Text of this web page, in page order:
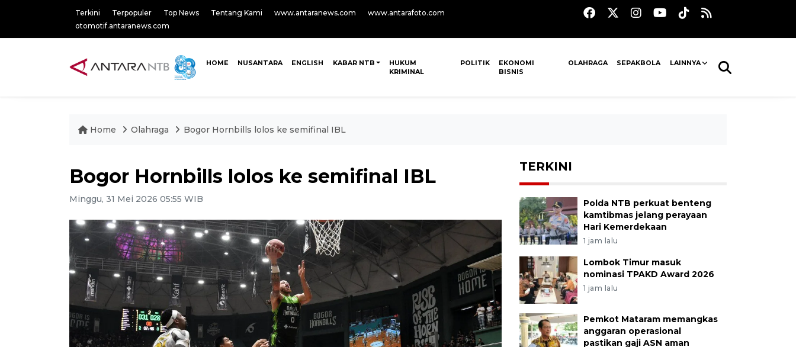
Terkini Terpopuler Top News Tentang Kami www.antaranews.com
www.antarafoto.com
otomotif.antaranews.com
HOME NUSANTARA ENGLISH KABAR NTB
HUKUM
KRIMINAL
POLITIK
EKONOMI
BISNIS
OLAHRAGA SEPAKBOLA LAINNYA
Home Olahraga Bogor Hornbills lolos ke semifinal IBL
Bogor Hornbills lolos ke semifinal IBL
Minggu, 31 Mei 2026 05:55 WIB
TERKINI
Polda NTB perkuat benteng
kamtibmas jelang perayaan
Hari Kemerdekaan
1 jam lalu
Lombok Timur masuk
nominasi TPAKD Award 2026
1 jam lalu
Pemkot Mataram memangkas
anggaran operasional
pastikan gaji ASN aman